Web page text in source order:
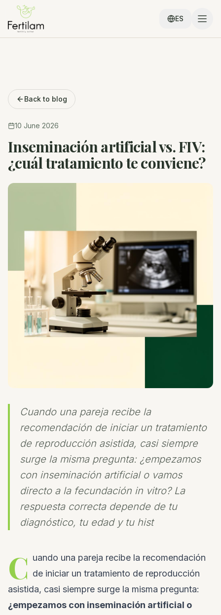
ES
Back to blog
10 June 2026
Inseminación artificial vs. FIV:
¿cuál tratamiento te conviene?
Cuando una pareja recibe la
recomendación de iniciar un tratamiento
de reproducción asistida, casi siempre
surge la misma pregunta: ¿empezamos
con inseminación artificial o vamos
directo a la fecundación in vitro? La
respuesta correcta depende de tu
diagnóstico, tu edad y tu hist
C uando una pareja recibe la recomendación
de iniciar un tratamiento de reproducción
asistida, casi siempre surge la misma pregunta:
¿empezamos con inseminación artificial o